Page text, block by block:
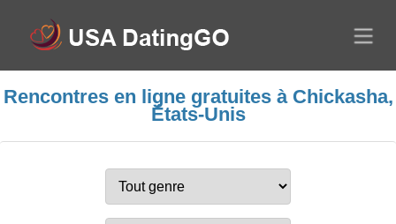
Rencontres en ligne gratuites à Chickasha,
États-Unis